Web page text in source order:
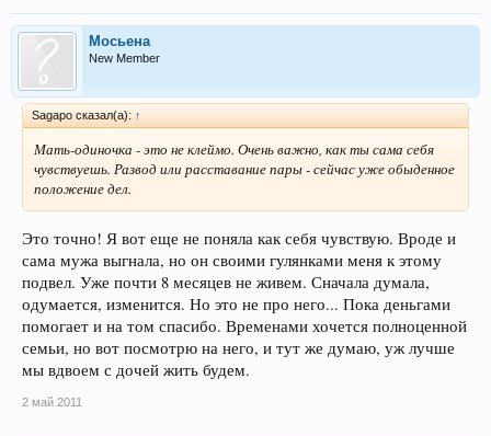
Мосьена
New Member
Sagapo сказал(а): ↑
Мать-одиночка - это не клеймо. Очень важно, как ты сама себя
чувствуешь. Развод или расставание пары - сейчас уже обыденное
положение дел.
Это точно! Я вот еще не поняла как себя чувствую. Вроде и
сама мужа выгнала, но он своими гулянками меня к этому
подвел. Уже почти 8 месяцев не живем. Сначала думала,
одумается, изменится. Но это не про него... Пока деньгами
помогает и на том спасибо. Временами хочется полноценной
семьи, но вот посмотрю на него, и тут же думаю, уж лучше
мы вдвоем с дочей жить будем.
2 май 2011